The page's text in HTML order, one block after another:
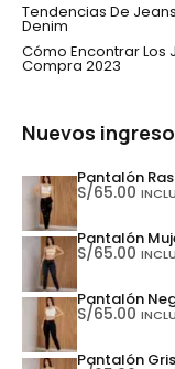
Tendencias De
Denim
Cómo Encontrar Los
Compra 2023
Nuevos
Pantalón
S/65.00
Pantalón
S/65.00
Pantalón
S/65.00
Pantalón